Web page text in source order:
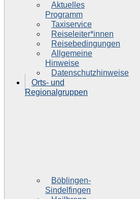
Aktuelles
Programm
Taxiservice
Reiseleiter*innen
Reisebedingungen
Allgemeine
Hinweise
Datenschutzhinweise
Orts- und
Regionalgruppen
Böblingen-
Sindelfingen